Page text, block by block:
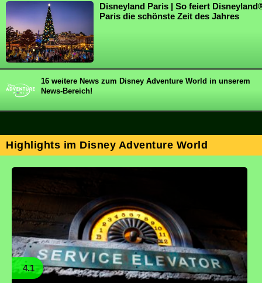
Disneyland Paris | So feiert
Paris die schönste Zeit des Jahres
16 weitere News zum Disney Adventure World in unserem
News-Bereich!
Highlights im Disney Adventure World
4.1